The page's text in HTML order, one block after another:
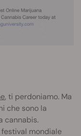
, ti perdoniamo. Ma
che sono la
cannabis.
mondiale